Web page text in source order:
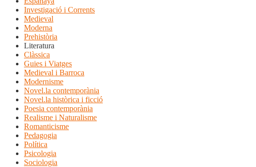
Investigació i Corrents
Medieval
Moderna
Prehistòria
Literatura
Clàssica
Guies i Viatges
Medieval i Barroca
Modernisme
Novel.la contemporània
Novel.la històrica i ficció
Poesia contemporània
Realisme i Naturalisme
Romanticisme
Pedagogia
Política
Psicologia
Sociologia